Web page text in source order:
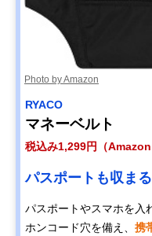
Photo by Amazon
RYACO
マネーベルト
税込み1,299円（Amazon
パスポートも収ま
パスポートやスマホを入
ホンコード穴を備え、 携